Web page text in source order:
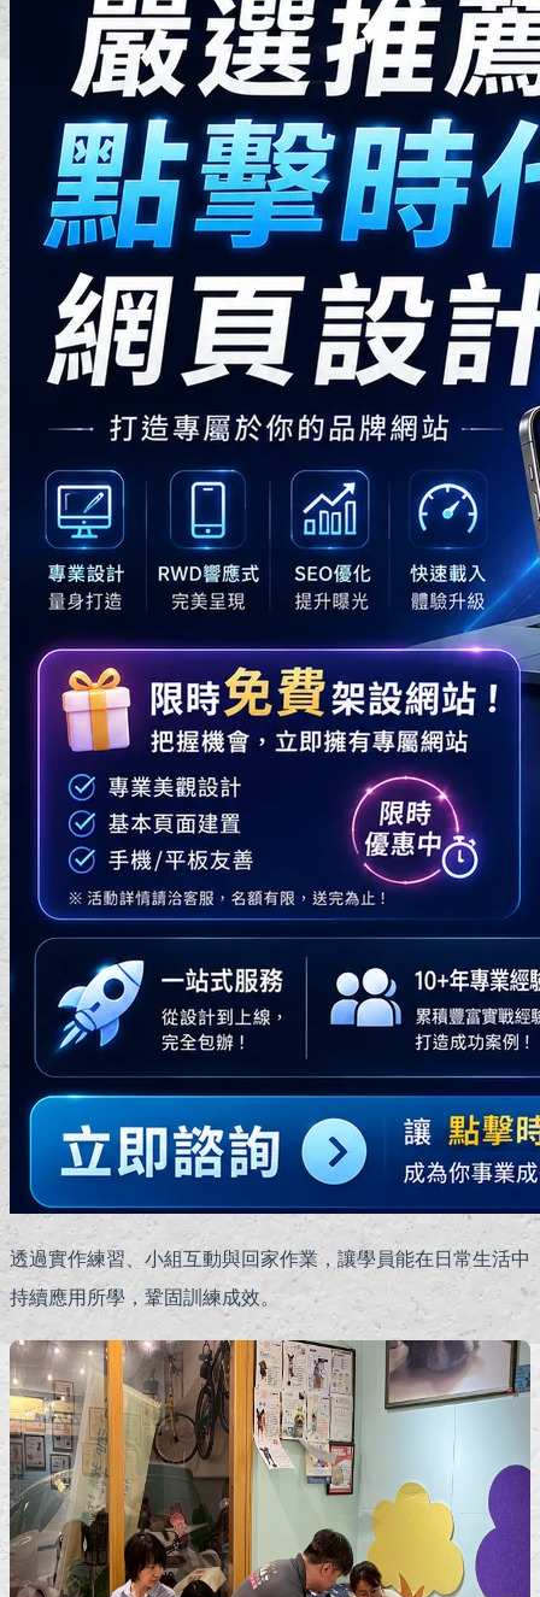
透過實作練習、小組互動與回家作業，讓學員能在日常生活中
持續應用所學，鞏固訓練成效。